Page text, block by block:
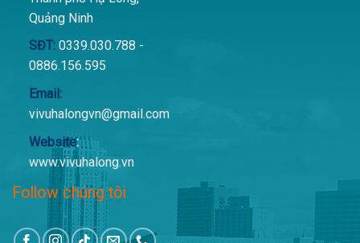
Quảng Ninh
SĐT:0339.030.788 -
0886.156.595
Email:
vivuhalongvn@gmail.com
Website:
www.vivuhalong.vn
Follow chúng tôi